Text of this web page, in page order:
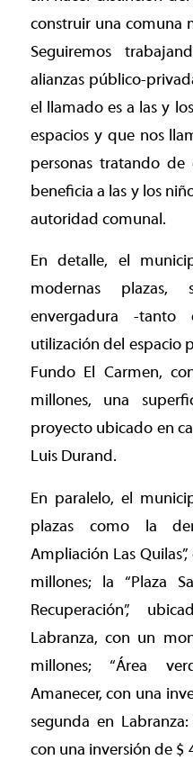
construir una comuna
Seguiremos
alianzas público-
el llamado es a las y
espacios y que nos
personas tratando
beneficia a las y los
autoridad comunal.
En detalle, el
modernas
envergadura -
utilización del espacio
Fundo El Carmen,
millones, una
proyecto ubicado en
Luis Durand.
En paralelo, el
plazas como la
Ampliación Las
millones; la “Plaza
Recuperación”,
Labranza, con un
millones; “Área
Amanecer, con una
segunda en Labranza:
con una inversión de $